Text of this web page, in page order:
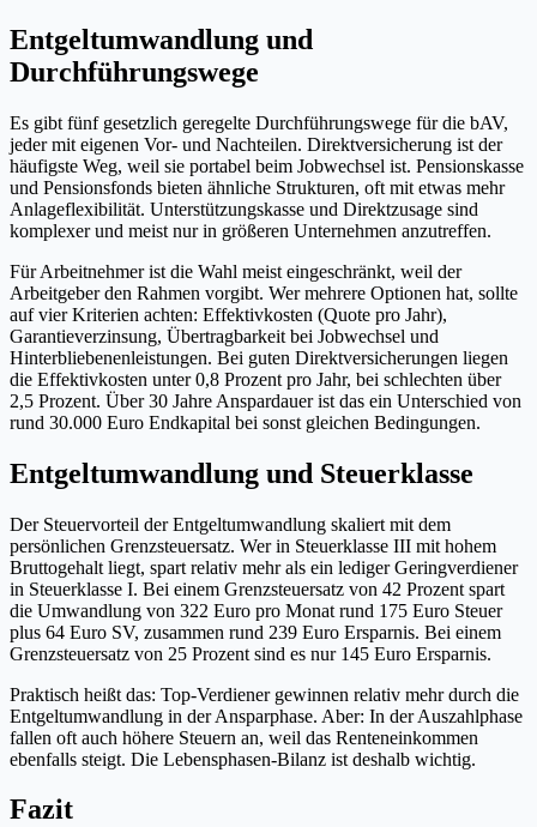
Entgeltumwandlung und
Durchführungswege
Es gibt fünf gesetzlich geregelte Durchführungswege für die bAV,
jeder mit eigenen Vor- und Nachteilen. Direktversicherung ist der
häufigste Weg, weil sie portabel beim Jobwechsel ist. Pensionskasse
und Pensionsfonds bieten ähnliche Strukturen, oft mit etwas mehr
Anlageflexibilität. Unterstützungskasse und Direktzusage sind
komplexer und meist nur in größeren Unternehmen anzutreffen.
Für Arbeitnehmer ist die Wahl meist eingeschränkt, weil der
Arbeitgeber den Rahmen vorgibt. Wer mehrere Optionen hat, sollte
auf vier Kriterien achten: Effektivkosten (Quote pro Jahr),
Garantieverzinsung, Übertragbarkeit bei Jobwechsel und
Hinterbliebenenleistungen. Bei guten Direktversicherungen liegen
die Effektivkosten unter 0,8 Prozent pro Jahr, bei schlechten über
2,5 Prozent. Über 30 Jahre Anspardauer ist das ein Unterschied von
rund 30.000 Euro Endkapital bei sonst gleichen Bedingungen.
Entgeltumwandlung und Steuerklasse
Der Steuervorteil der Entgeltumwandlung skaliert mit dem
persönlichen Grenzsteuersatz. Wer in Steuerklasse III mit hohem
Bruttogehalt liegt, spart relativ mehr als ein lediger Geringverdiener
in Steuerklasse I. Bei einem Grenzsteuersatz von 42 Prozent spart
die Umwandlung von 322 Euro pro Monat rund 175 Euro Steuer
plus 64 Euro SV, zusammen rund 239 Euro Ersparnis. Bei einem
Grenzsteuersatz von 25 Prozent sind es nur 145 Euro Ersparnis.
Praktisch heißt das: Top-Verdiener gewinnen relativ mehr durch die
Entgeltumwandlung in der Ansparphase. Aber: In der Auszahlphase
fallen oft auch höhere Steuern an, weil das Renteneinkommen
ebenfalls steigt. Die Lebensphasen-Bilanz ist deshalb wichtig.
Fazit